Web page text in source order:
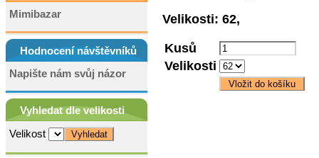
Mimibazar
Hodnocení návštěvníků
Napište nám svůj názor
Vyhledat dle velikosti
Velikost
Velikosti: 62,
Kusů
Velikosti